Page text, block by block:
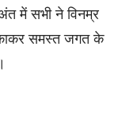
में सभी ने विनम्र
समस्त जगत के